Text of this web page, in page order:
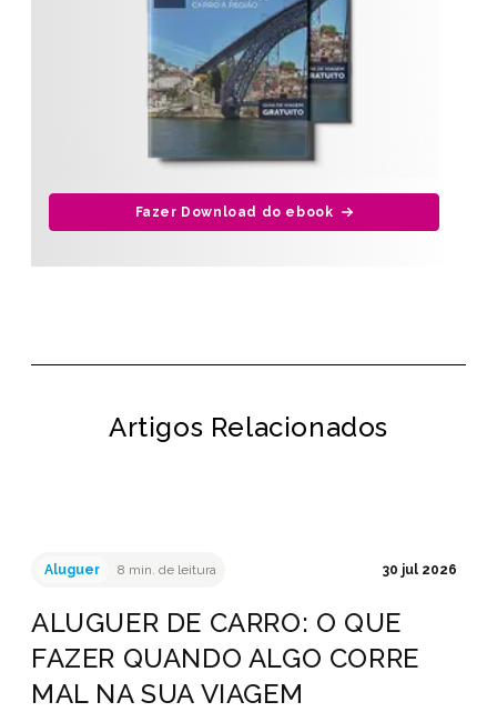
Fazer Download do ebook
Artigos Relacionados
Aluguer 8 min. de leitura 30 jul 2026
ALUGUER DE CARRO: O QUE
FAZER QUANDO ALGO CORRE
MAL NA SUA VIAGEM